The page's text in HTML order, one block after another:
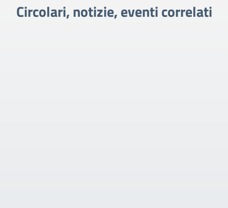
Circolari, notizie, eventi correlati